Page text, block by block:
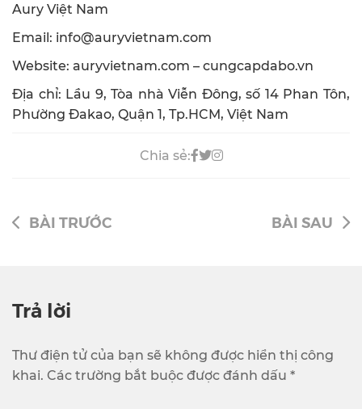
Aury Việt Nam
Email: info@auryvietnam.com
Website: auryvietnam.com – cungcapdabo.vn
Địa chỉ: Lầu 9, Tòa nhà Viễn Đông, số 14 Phan Tôn,
Phường Đakao, Quận 1, Tp.HCM, Việt Nam
Chia sẻ:
BÀI TRƯỚC BÀI SAU
Trả lời
Thư điện tử của bạn sẽ không được hiển thị công
khai. Các trường bắt buộc được đánh dấu *